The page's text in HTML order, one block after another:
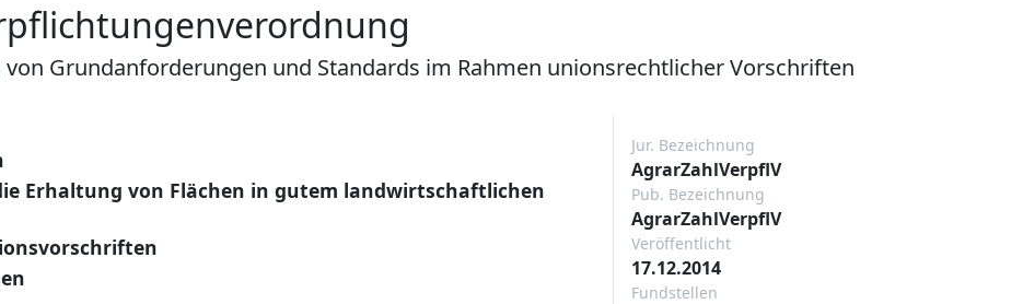
Grundanforderungen und Standards im Rahmen unionsrechtlicher Vorschriften
Erhaltung von Flächen in gutem landwirtschaftlichen
Jur. Bezeichnung
AgrarZahlVerpflV
Pub. Bezeichnung
AgrarZahlVerpflV
Veröffentlicht
17.12.2014
Fundstellen